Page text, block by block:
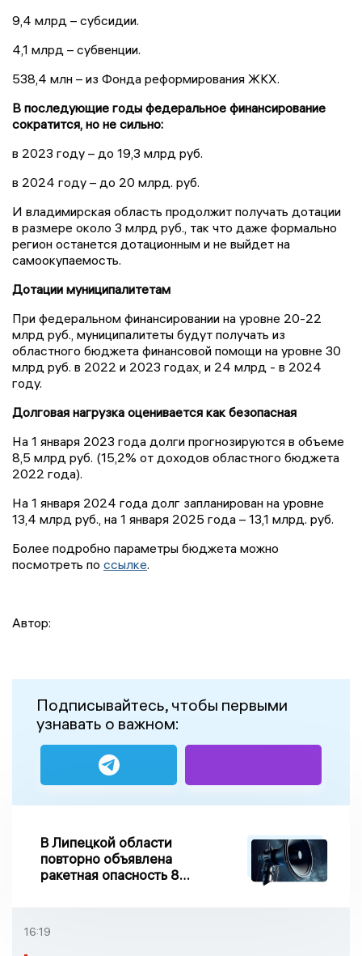
9,4 млрд – субсидии.
4,1 млрд – субвенции.
538,4 млн – из Фонда реформирования ЖКХ.
В последующие годы федеральное финансирование
сократится, но не сильно:
в 2023 году – до 19,3 млрд руб.
в 2024 году – до 20 млрд. руб.
И владимирская область продолжит получать дотации
в размере около 3 млрд руб., так что даже формально
регион останется дотационным и не выйдет на
самоокупаемость.
Дотации муниципалитетам
При федеральном финансировании на уровне 20-22
млрд руб., муниципалитеты будут получать из
областного бюджета финансовой помощи на уровне 30
млрд руб. в 2022 и 2023 годах, и 24 млрд - в 2024
году.
Долговая нагрузка оценивается как безопасная
На 1 января 2023 года долги прогнозируются в объеме
8,5 млрд руб. (15,2% от доходов областного бюджета
2022 года).
На 1 января 2024 года долг запланирован на уровне
13,4 млрд руб., на 1 января 2025 года – 13,1 млрд. руб.
Более подробно параметры бюджета можно
посмотреть по ссылке.
Автор:
Подписывайтесь, чтобы первыми
узнавать о важном:
В Липецкой области
повторно объявлена
ракетная опасность 8
16:19